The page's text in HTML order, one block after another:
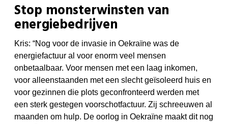
Stop monsterwinsten van
energiebedrijven
Kris: “Nog voor de invasie in Oekraïne was de
energiefactuur al voor enorm veel mensen
onbetaalbaar. Voor mensen met een laag inkomen,
voor alleenstaanden met een slecht geïsoleerd huis en
voor gezinnen die plots geconfronteerd werden met
een sterk gestegen voorschotfactuur. Zij schreeuwen al
maanden om hulp. De oorlog in Oekraïne maakt dit nog